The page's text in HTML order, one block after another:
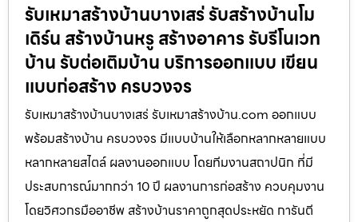
รับเหมาสร้างบ้านบางเสร่ รับสร้างบ้านโม
เดิร์น สร้างบ้านหรู สร้างอาคาร รับรีโนเวท
บ้าน รับต่อเติมบ้าน บริการออกแบบ เขียน
แบบก่อสร้าง ครบวงจร
รับเหมาสร้างบ้านบางเสร่ รับเหมาสร้างบ้าน.com ออกแบบ
พร้อมสร้างบ้าน ครบวงจร มีแบบบ้านให้เลือกหลากหลายแบบ
หลากหลายสไตล์ ผลงานออกแบบ โดยทีมงานสถาปนิก ที่มี
ประสบการณ์มากกว่า 10 ปี ผลงานการก่อสร้าง ควบคุมงาน
โดยวิศวกรมืออาชีพ สร้างบ้านราคาถูกสุดประหยัด การันตี